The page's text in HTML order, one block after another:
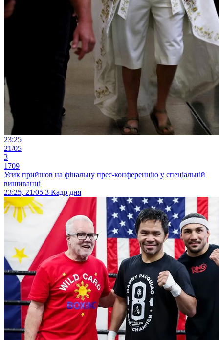
23:25
21/05
3
1709
Усик прийшов на фінальну прес-конференцію у спеціальній
вишиванці
23:25, 21/05 3 Кадр дня